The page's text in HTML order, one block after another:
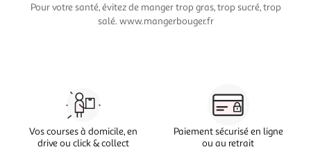
Pour votre santé, évitez de manger trop gras, trop sucré, trop
salé. www.mangerbouger.fr
Vos courses à domicile, en
drive ou click & collect
Paiement sécurisé en ligne
ou au retrait